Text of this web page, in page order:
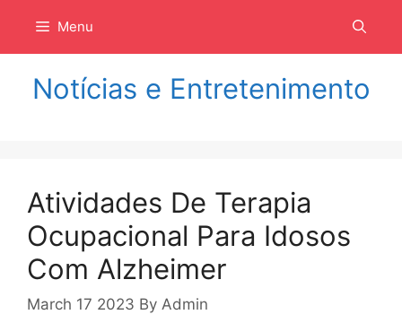
isi
Menu
Notícias e Entretenimento
Atividades De Terapia
Ocupacional Para Idosos
Com Alzheimer
March 17 2023 By Admin